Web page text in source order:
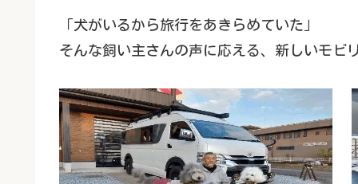
「犬がいるから旅行をあきらめていた」
そんな飼い主さんの声に応える、新しいモビ